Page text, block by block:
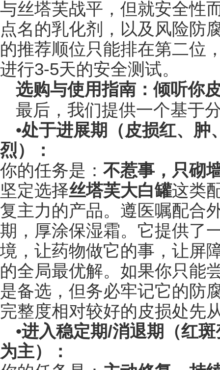
与丝塔芙战平，但就安全性
点名的乳化剂，以及风险防
的推荐顺位只能排在第二位
进行3-5天的安全测试。
选购与使用指南：倾听你
最后，我们提供一个基于
•处于进展期（皮损红、肿
烈）：
你的任务是： 不惹事，只砌
坚定选择丝塔芙大白罐这类
复主力的产品。遵医嘱配合
期，厚涂保湿霜。它提供了
境，让药物做它的事，让屏
的全局最优解。如果你只能
是备选，但务必牢记它的防
完整度相对较好的皮损处先
•进入稳定期/消退期（红
为主）：